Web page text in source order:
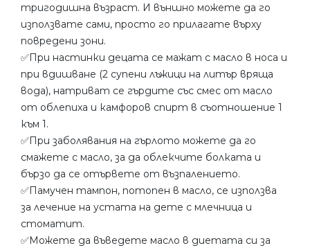
тригодишна възраст. И външно можете да го
използвате сами, просто го прилагате върху
повредени зони.
✅При настинки децата се мажат с масло в носа и
при вдишване (2 супени лъжици на литър вряща
вода), натриват се гърдите със смес от масло
от облепиха и камфоров спирт в съотношение 1
към 1.
✅При заболявания на гърлото можете да го
смажете с масло, за да облекчите болката и
бързо да се отървете от възпалението.
✅Памучен тампон, потопен в масло, се използва
за лечение на устата на дете с млечница и
стоматит.
✅Можете да въведете масло в диетата си за